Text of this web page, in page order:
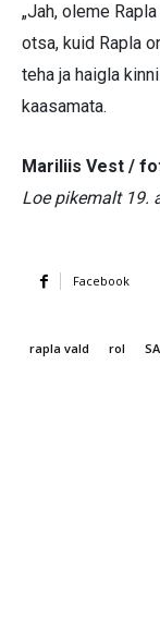
„Jah, oleme
otsa, kuid Rapla
teha ja haigla
kaasamata.
Mariliis Vest /
Loe pikemalt 19.
Facebook
rapla vald rol